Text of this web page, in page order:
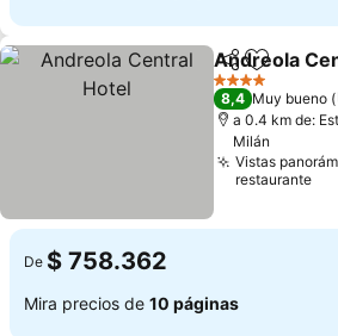
Compartir
Agregar
Andreola
4 Estrellas
8,4 Muy bueno
a 0.4 km de:
Milán
Vistas
restaurante
De $ 758.362
Mira precios de 10 páginas